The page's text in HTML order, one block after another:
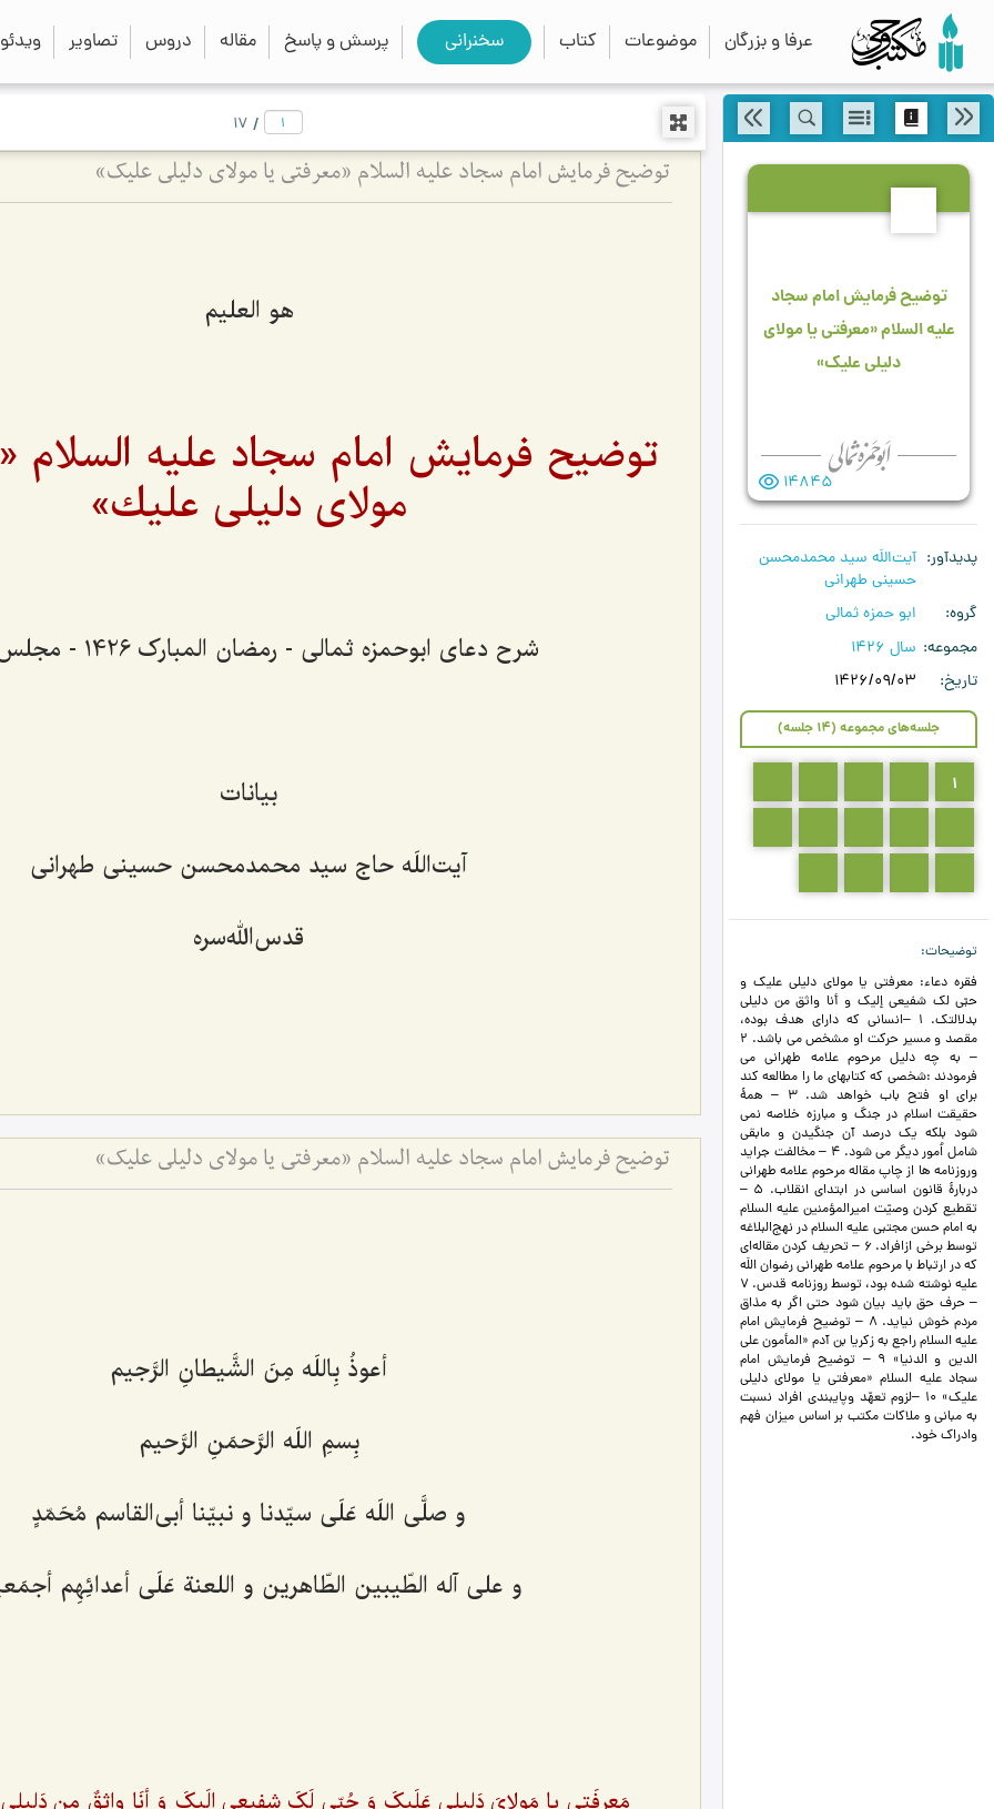
عرفا و بزرگان موضوعات کتاب سخنرانی پرسش و پاسخ مقاله دروس تصاویر ویدئو search
close
توضیح فرمایش امام سجاد
علیه السلام «معرفتى یا مولاى
دلیلى علیك»
14845
پدیدآور
آیت‌اللَه سید محمدمحسن
حسینی طهرانی
گروه
ابو حمزه ثمالی
مجموعه سال 1426
تاریخ
1426/09/03
جلسه‌های مجموعه (14 جلسه)
1
توضیحات
فقره دعاء: معرفتي يا مولاي دليلي عليك و
حبّي لك شفيعي إليك و أنا واثق من دليلي
بدلالتك. 1 –انسانی که دارای هدف بوده،
مقصد و مسیر حرکت او مشخص می باشد. 2
– به چه دلیل مرحوم علامه طهرانی می
فرمودند :شخصی که کتابهای ما را مطالعه کند
برای او فتح باب خواهد شد. 3 – همۀ
حقیقت اسلام در جنگ و مبارزه خلاصه نمی
شود بلکه یک درصد آن جنگیدن و مابقی
شامل اُمور دیگر می شود. 4 – مخالفت جراید
وروزنامه ها از چاپ مقاله مرحوم علامه طهرانی
دربارۀ قانون اساسی در ابتدای انقلاب. 5 –
تقطیع کردن وصيّت اميرالمؤمنين عليه السلام
به امام حسن مجتبي عليه السلام در نهج‌البلاغه
توسط برخی ازافراد. 6 – تحريف کردن مقاله‌اي
كه در ارتباط با مرحوم علامه طهراني رضوان اللَه
عليه نوشته شده بود، توسط روزنامه قدس. 7
– حرف حق بايد بيان شود حتي اگر به مذاق
مردم خوش نيايد. 8 – توضيح فرمايش امام
عليه السلام راجع به زكريا بن آدم «المأمون علي
الدين و الدنيا» 9 – توضيح فرمايش امام
سجاد عليه السلام «معرفتي يا مولاي دليلي
عليك» 10 –لزوم تعهّد وپایبندی افراد نسبت
به مبانی و ملاکات مکتب بر اساس میزان فهم
وادراک خود.
/
17
توضیح فرمایش امام سجاد علیه السلام «معرفتى یا مولاى دلیلى علیك»
هو العليم
توضیح فرمایش امام سجاد علیه السلام
مولاى دلیلى علیك»
شرح دعای ابوحمزه ثمالی - رمضان المبارک 1426 - مجلس اول
بیانات
آیت‌اللَه حاج سید محمدمحسن حسینی طهرانی
قدس‌الله‌سره
توضیح فرمایش امام سجاد علیه السلام «معرفتى یا مولاى دلیلى علیك»
أعوذُ بِاللَه مِنَ الشَّیطانِ الرَّجیم
بِسمِ اللَه الرَّحمَنِ الرَّحیم
و صلَّی‌ اللَه عَلَی سیّدنا و نبیّنا أبی‌القاسم مُحَمّدٍ
و علی آله الطّیبین الطّاهرین و اللعنة عَلَی أعدائِهِم
مَعرِفَتی یا مَولایَ دَلیلی عَلَیکَ وَ حُبّی لَکَ شفیعی إلَیکَ وَ أنَا واثِقٌ مِن